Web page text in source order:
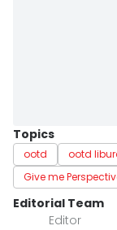
Topics
ootd ootd
Give me
Editorial Team
Editor